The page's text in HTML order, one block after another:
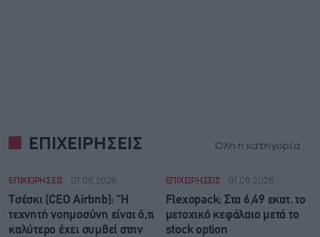
ΕΠΙΧΕΙΡΗΣΕΙΣ Όλη η κατηγορία
ΕΠΙΧΕΙΡΗΣΕΙΣ 07.08.2026
Τσέσκι (CEO Airbnb): “Η
τεχνητή νοημοσύνη είναι ό,τι
καλύτερο έχει συμβεί στην
ΕΠΙΧΕΙΡΗΣΕΙΣ 07.08.2026
Flexopack: Στα 6,49 εκατ. το
μετοχικό κεφάλαιο μετά το
stock option